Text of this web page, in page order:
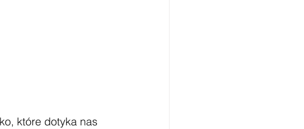
które dotyka nas